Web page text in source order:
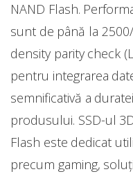
NAND Flash.
sunt de până la
density parity check
pentru integrarea
semnificativă a
produsului. SSD-ul
Flash este dedicat
precum gaming,